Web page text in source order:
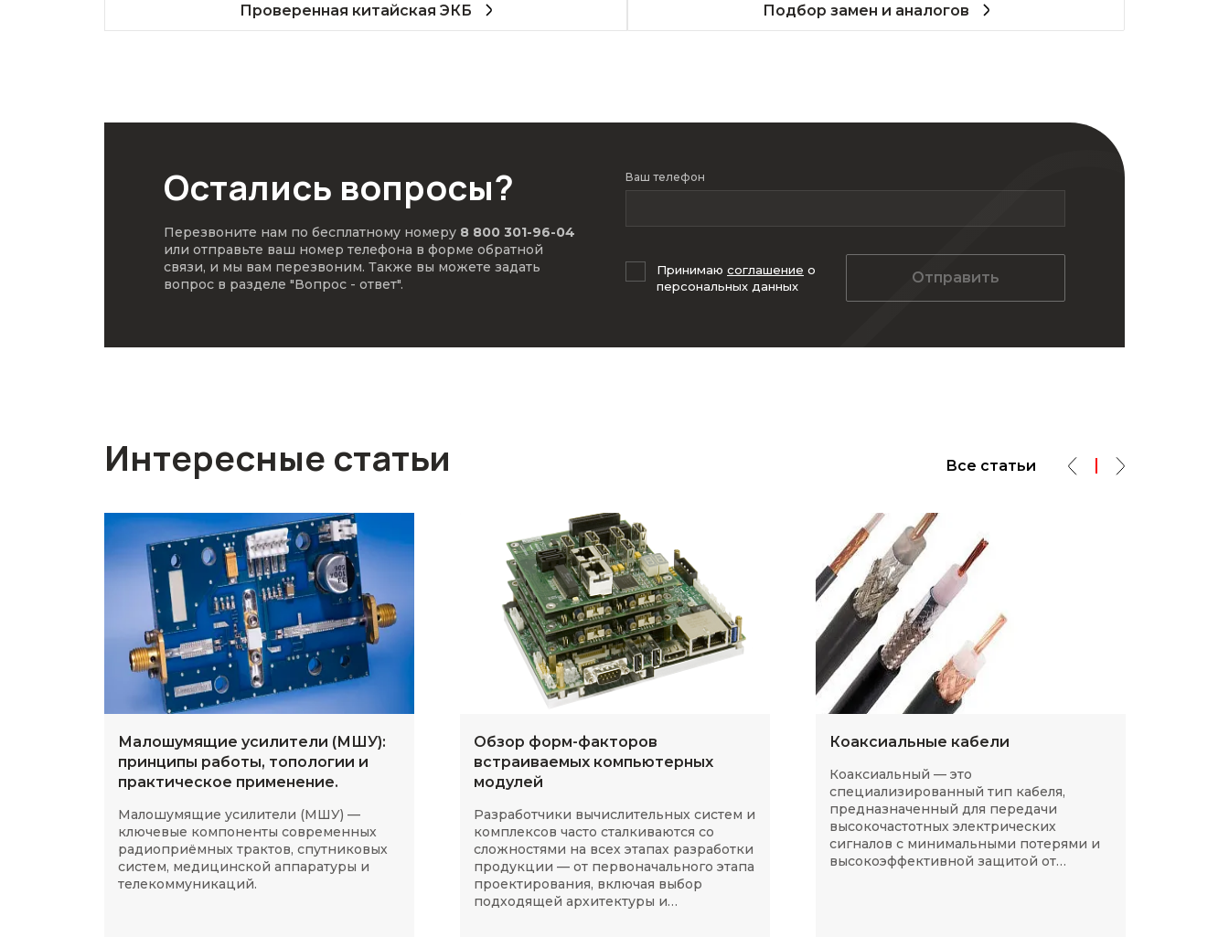
Проверенная китайская ЭКБ Подбор замен и аналогов
Остались вопросы?
Перезвоните нам по бесплатному номеру 8 800 301-96-04
или отправьте ваш номер телефона в форме обратной
связи, и мы вам перезвоним. Также вы можете задать
вопрос в разделе "Вопрос - ответ".
Ваш телефон
Принимаю соглашение о
персональных данных
Отправить
Интересные статьи Все статьи
Малошумящие усилители (МШУ):
принципы работы, топологии и
практическое применение.
Малошумящие усилители (МШУ) —
ключевые компоненты современных
радиоприёмных трактов, спутниковых
систем, медицинской аппаратуры и
телекоммуникаций.
Обзор форм-факторов
встраиваемых компьютерных
модулей
Разработчики вычислительных систем и
комплексов часто сталкиваются со
сложностями на всех этапах разработки
продукции — от первоначального этапа
проектирования, включая выбор
подходящей архитектуры и
Коаксиальные кабели
Коаксиальный — это
специализированный тип кабеля,
предназначенный для передачи
высокочастотных электрических
сигналов с минимальными потерями и
высокоэффективной защитой от